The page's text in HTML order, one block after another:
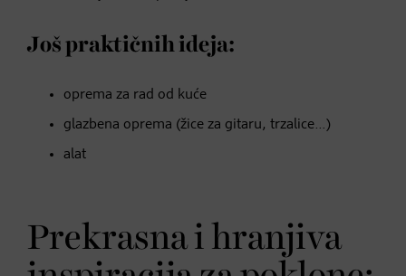
Još praktičnih ideja:
oprema za rad od kuće
glazbena oprema (žice za gitaru, trzalice…)
alat
Prekrasna i hranjiva